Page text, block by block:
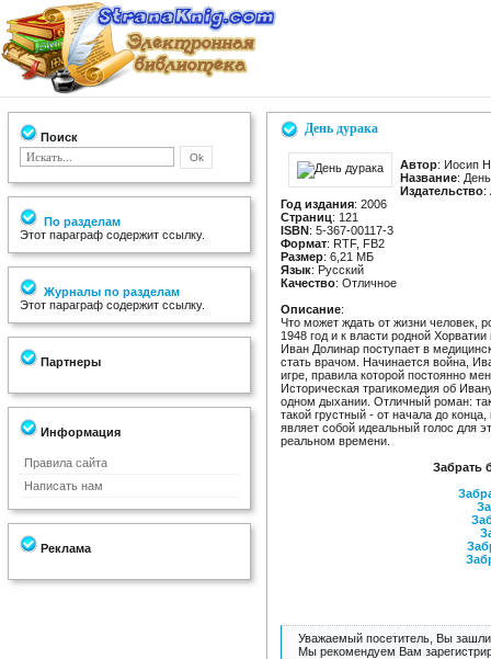
Поиск
По разделам
Этот параграф содержит ссылку.
Журналы по разделам
Этот параграф содержит ссылку.
Партнеры
Информация
Правила сайта
Написать нам
Реклама
День дурака
Автор: Иосип
Название:
Издательство:
Год издания: 2006
Страниц: 121
ISBN: 5-367-00117-3
Формат: RTF, FB2
Размер: 6,21 МБ
Язык: Русский
Качество: Отличное
Описание:
Что может ждать от жизни человек,
1948 год и к власти родной
Иван Долинар поступает в
стать врачом. Начинается война,
игре, правила которой постоянно
Историческая трагикомедия об
одном дыхании. Отличный роман:
такой грустный - от начала до
являет собой идеальный голос для
реальном времени.
Забрать
Уважаемый посетитель, Вы зашли
Мы рекомендуем Вам